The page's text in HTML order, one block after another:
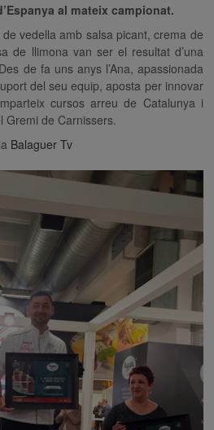
al mateix campionat.
vedella amb salsa picant, crema de
de llimona van ser el resultat d’una
de fa uns anys l’Ana, apassionada
del seu equip, aposta per innovar
cursos arreu de Catalunya i
Gremi de Carnissers.
Balaguer Tv